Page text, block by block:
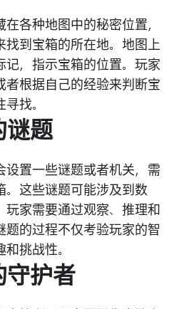
各种地图中的秘密位置，
找到宝箱的所在地。地图上
记，指示宝箱的位置。玩家
者根据自己的经验来判断宝
找。
谜题
设置一些谜题或者机关，需
。这些谜题可能涉及到数
玩家需要通过观察、推理和
题的过程不仅考验玩家的智
挑战性。
守护者